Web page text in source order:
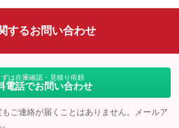
するお問い合わせ
ずは在庫確認・見積り依頼
電話でお問い合わせ
ご連絡が届くことはありません。メールア